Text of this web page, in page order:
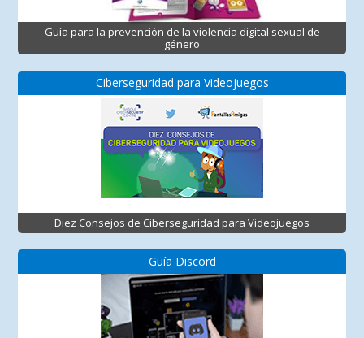
Guía para la prevención de la violencia digital sexual de
género
Ciberseguridad para Videojuegos
Diez Consejos de Ciberseguridad para Videojuegos
Guía Discord